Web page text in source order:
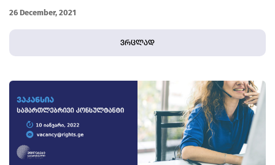
26 December, 2021
ვრცლად